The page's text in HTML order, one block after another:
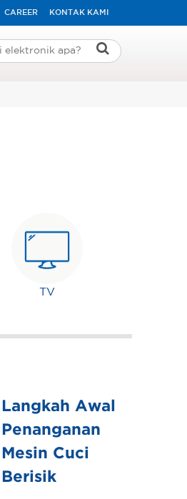
CAREER KONTAK KAMI
TV
Langkah Awal
Penanganan
Mesin Cuci
Berisik